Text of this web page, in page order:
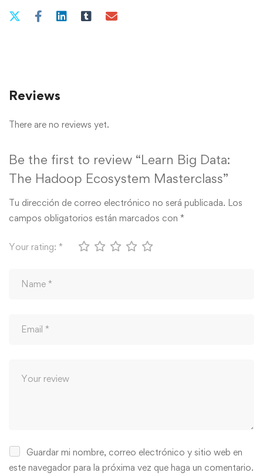
Reviews
There are no reviews yet.
Be the first to review “Learn Big Data:
The Hadoop Ecosystem Masterclass”
Tu dirección de correo electrónico no será publicada. Los
campos obligatorios están marcados con *
Your rating: *
Guardar mi nombre, correo electrónico y sitio web en
este navegador para la próxima vez que haga un comentario.